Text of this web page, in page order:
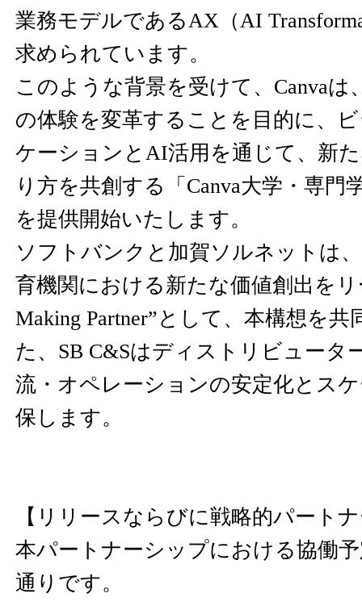
業務モデルであるAX（AI
求められています。
このような背景を受けて、Canvaは
の体験を変革することを目的に、
ケーションとAI活用を通じて、新
り方を共創する「Canva大学・専門
を提供開始いたします。
ソフトバンクと加賀ソルネットは
育機関における新たな価値創出を
Making Partner”として、本構想を
た、SB C&Sはディストリビュータ
流・オペレーションの安定化とス
保します。
【リリースならびに戦略的パート
本パートナーシップにおける協働
通りです。